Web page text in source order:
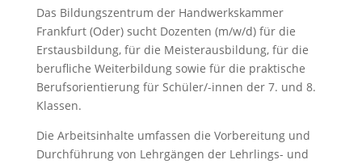
Das Bildungszentrum der Handwerkskammer
Frankfurt (Oder) sucht Dozenten (m/w/d) für die
Erstausbildung, für die Meisterausbildung, für die
berufliche Weiterbildung sowie für die praktische
Berufsorientierung für Schüler/-innen der 7. und 8.
Klassen.
Die Arbeitsinhalte umfassen die Vorbereitung und
Durchführung von Lehrgängen der Lehrlings- und